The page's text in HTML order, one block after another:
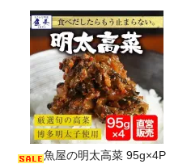
魚屋の明太高菜 95g×4P